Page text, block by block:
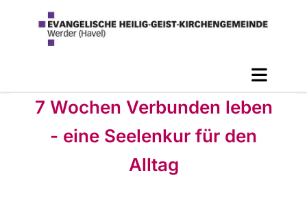
7 Wochen Verbunden leben
- eine Seelenkur für den
Alltag